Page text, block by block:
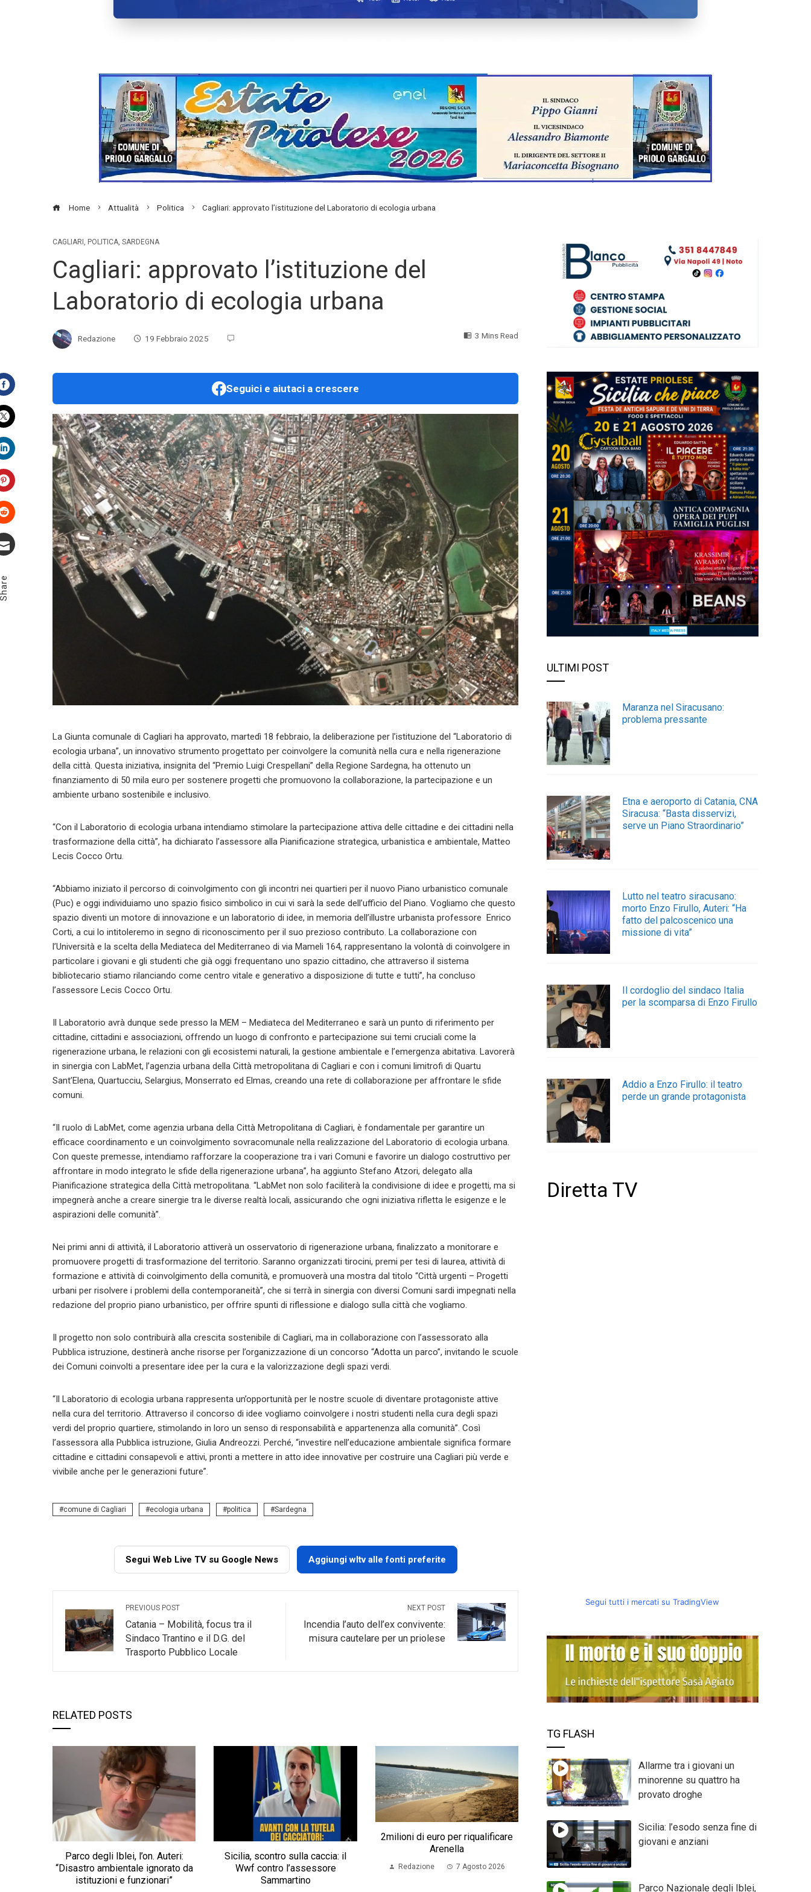
Home Attualità Politica Cagliari: approvato l’istituzione del Laboratorio di ecologia urbana
CAGLIARI , POLITICA, SARDEGNA
Cagliari: approvato l’istituzione del
Laboratorio di ecologia urbana
Redazione 19 Febbraio 2025 3 Mins Read
Facebook
Twitter
LinkedIn
Pinterest
Stumbleupon
Seguici e aiutaci a crescere
La Giunta comunale di Cagliari ha approvato, martedì 18 febbraio, la deliberazione per l’istituzione del “Laboratorio di
ecologia urbana”, un innovativo strumento progettato per coinvolgere la comunità nella cura e nella rigenerazione
della città. Questa iniziativa, insignita del “Premio Luigi Crespellani” della Regione Sardegna, ha ottenuto un
finanziamento di 50 mila euro per sostenere progetti che promuovono la collaborazione, la partecipazione e un
ambiente urbano sostenibile e inclusivo.
“Con il Laboratorio di ecologia urbana intendiamo stimolare la partecipazione attiva delle cittadine e dei cittadini nella
trasformazione della città”, ha dichiarato l’assessore alla Pianificazione strategica, urbanistica e ambientale, Matteo
Lecis Cocco Ortu.
“Abbiamo iniziato il percorso di coinvolgimento con gli incontri nei quartieri per il nuovo Piano urbanistico comunale
(Puc) e oggi individuiamo uno spazio fisico simbolico in cui vi sarà la sede dell’ufficio del Piano. Vogliamo che questo
spazio diventi un motore di innovazione e un laboratorio di idee, in memoria dell’illustre urbanista professore Enrico
Corti, a cui lo intitoleremo in segno di riconoscimento per il suo prezioso contributo. La collaborazione con
l’Università e la scelta della Mediateca del Mediterraneo di via Mameli 164, rappresentano la volontà di coinvolgere in
particolare i giovani e gli studenti che già oggi frequentano uno spazio cittadino, che attraverso il sistema
bibliotecario stiamo rilanciando come centro vitale e generativo a disposizione di tutte e tutti”, ha concluso
l’assessore Lecis Cocco Ortu.
Il Laboratorio avrà dunque sede presso la MEM – Mediateca del Mediterraneo e sarà un punto di riferimento per
cittadine, cittadini e associazioni, offrendo un luogo di confronto e partecipazione sui temi cruciali come la
rigenerazione urbana, le relazioni con gli ecosistemi naturali, la gestione ambientale e l’emergenza abitativa. Lavorerà
in sinergia con LabMet, l’agenzia urbana della Città metropolitana di Cagliari e con i comuni limitrofi di Quartu
Sant’Elena, Quartucciu, Selargius, Monserrato ed Elmas, creando una rete di collaborazione per affrontare le sfide
comuni.
“Il ruolo di LabMet, come agenzia urbana della Città Metropolitana di Cagliari, è fondamentale per garantire un
efficace coordinamento e un coinvolgimento sovracomunale nella realizzazione del Laboratorio di ecologia urbana.
Con queste premesse, intendiamo rafforzare la cooperazione tra i vari Comuni e favorire un dialogo costruttivo per
affrontare in modo integrato le sfide della rigenerazione urbana”, ha aggiunto Stefano Atzori, delegato alla
Pianificazione strategica della Città metropolitana. “LabMet non solo faciliterà la condivisione di idee e progetti, ma si
impegnerà anche a creare sinergie tra le diverse realtà locali, assicurando che ogni iniziativa rifletta le esigenze e le
aspirazioni delle comunità”.
Nei primi anni di attività, il Laboratorio attiverà un osservatorio di rigenerazione urbana, finalizzato a monitorare e
promuovere progetti di trasformazione del territorio. Saranno organizzati tirocini, premi per tesi di laurea, attività di
formazione e attività di coinvolgimento della comunità, e promuoverà una mostra dal titolo “Città urgenti – Progetti
urbani per risolvere i problemi della contemporaneità”, che si terrà in sinergia con diversi Comuni sardi impegnati nella
redazione del proprio piano urbanistico, per offrire spunti di riflessione e dialogo sulla città che vogliamo.
Il progetto non solo contribuirà alla crescita sostenibile di Cagliari, ma in collaborazione con l’assessorato alla
Pubblica istruzione, destinerà anche risorse per l’organizzazione di un concorso “Adotta un parco”, invitando le scuole
dei Comuni coinvolti a presentare idee per la cura e la valorizzazione degli spazi verdi.
“Il Laboratorio di ecologia urbana rappresenta un’opportunità per le nostre scuole di diventare protagoniste attive
nella cura del territorio. Attraverso il concorso di idee vogliamo coinvolgere i nostri studenti nella cura degli spazi
verdi del proprio quartiere, stimolando in loro un senso di responsabilità e appartenenza alla comunità”. Così
l’assessora alla Pubblica istruzione, Giulia Andreozzi. Perché, “investire nell’educazione ambientale significa formare
cittadine e cittadini consapevoli e attivi, pronti a mettere in atto idee innovative per costruire una Cagliari più verde e
vivibile anche per le generazioni future”.
comune di Cagliari ecologia urbana politica Sardegna
Segui Web Live TV su Google News Aggiungi wltv alle fonti preferite
PREVIOUS POST
Catania – Mobilità, focus tra il
Sindaco Trantino e il D.G. del
Trasporto Pubblico Locale
NEXT POST
Incendia l’auto dell’ex convivente:
misura cautelare per un priolese
RELATED POSTS
Parco degli Iblei, l’on. Auteri:
“Disastro ambientale ignorato da
istituzioni e funzionari”
Sicilia, scontro sulla caccia: il
Wwf contro l’assessore
Sammartino
2milioni di euro per riqualificare
Arenella
Redazione 7 Agosto 2026
ULTIMI POST
Maranza nel Siracusano:
problema pressante
Etna e aeroporto di Catania, CNA
Siracusa: “Basta disservizi,
serve un Piano Straordinario”
Lutto nel teatro siracusano:
morto Enzo Firullo, Auteri: “Ha
fatto del palcoscenico una
missione di vita”
Il cordoglio del sindaco Italia
per la scomparsa di Enzo Firullo
Addio a Enzo Firullo: il teatro
perde un grande protagonista
Diretta TV
Segui tutti i mercati su TradingView
TG FLASH
Allarme tra i giovani un
minorenne su quattro ha
provato droghe
Sicilia: l’esodo senza fine di
giovani e anziani
Parco Nazionale degli Iblei,